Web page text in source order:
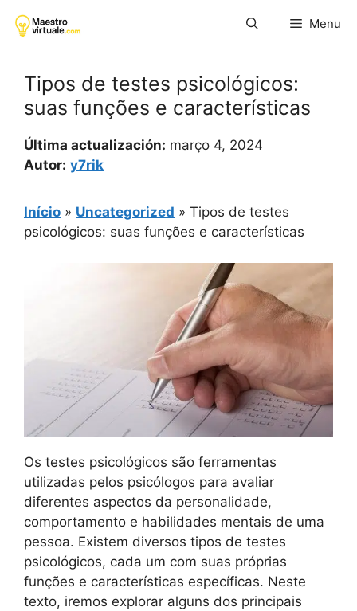
para
Menu
Tipos de testes psicológicos:
suas funções e características
Última actualización: março 4, 2024
Autor: y7rik
Início » Uncategorized » Tipos de testes
psicológicos: suas funções e características
Os testes psicológicos são ferramentas
utilizadas pelos psicólogos para avaliar
diferentes aspectos da personalidade,
comportamento e habilidades mentais de uma
pessoa. Existem diversos tipos de testes
psicológicos, cada um com suas próprias
funções e características específicas. Neste
texto, iremos explorar alguns dos principais